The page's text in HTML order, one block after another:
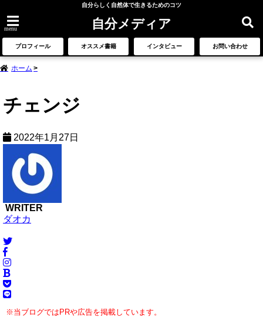
自分らしく自然体で生きるためのコツ
menu 自分メディア
プロフィール オススメ書籍 インタビュー お問い合わせ
ホーム
チェンジ
2022年1月27日
WRITER
ダオカ
※当ブログではPRや広告を掲載しています。